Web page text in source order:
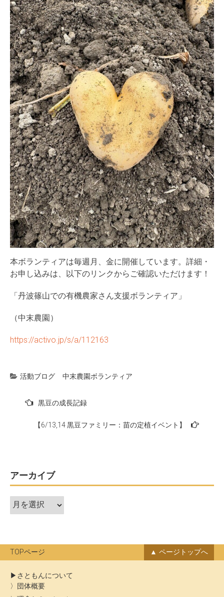
本ボランティアは毎週月、金に開催しています。詳細・
お申し込みは、以下のリンクからご確認いただけます！
「丹波篠山での有機農家さん支援ボランティア」
（中末農園）
https://activo.jp/s/a/112163
活動ブログ 中末農園ボランティア
ー
シ
ョ
黒豆の成長記録
【6/13,14 黒豆ファミリー：苗の定植イベント】
アーカイブ
ア
ー
ブ
TOPページ ページトップへ
さともんについて
団体概要